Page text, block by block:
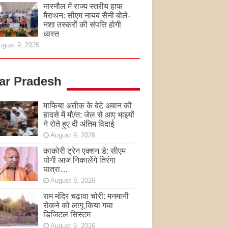
नारनौल में राज्य स्तरीय हाफ
मैराथन: सीएम नायब सैनी बोले-
नशा तस्करों की संपत्ति होगी
ध्वस्त
9, 2026
Pradesh
माफिया अतीक के बेटे अबान की
हादसे में मौ/त: जेल से आए भाइयों
ने रोते हुए दी अंतिम विदाई
August 9, 2026
काकोरी ट्रेन एक्शन डे: सीएम
योगी आज निकालेंगे तिरंगा
यात्रा…
August 9, 2026
राम मंदिर चढ़ावा चोरी: मनमानी
रोकने को लागू किया गया
डिजिटल सिस्टम
August 9, 2026